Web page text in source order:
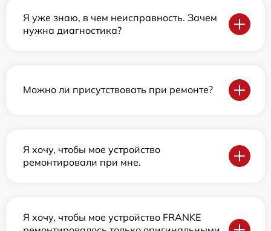
Я уже знаю, в чем неисправность. Зачем
нужна диагностика?
Можно ли присутствовать при ремонте?
Я хочу, чтобы мое устройство
ремонтировали при мне.
Я хочу, чтобы мое устройство FRANKE